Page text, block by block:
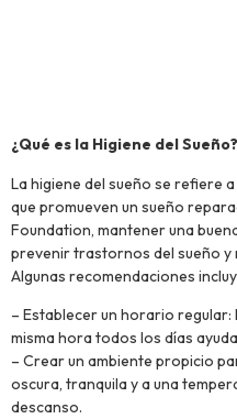
¿Qué es la Higiene del Sueño?
La higiene del sueño se refiere
que promueven un sueño
Foundation, mantener una
prevenir trastornos del sueño y
Algunas recomendaciones
– Establecer un horario regular:
misma hora todos los días
– Crear un ambiente propicio
oscura, tranquila y a una
descanso.